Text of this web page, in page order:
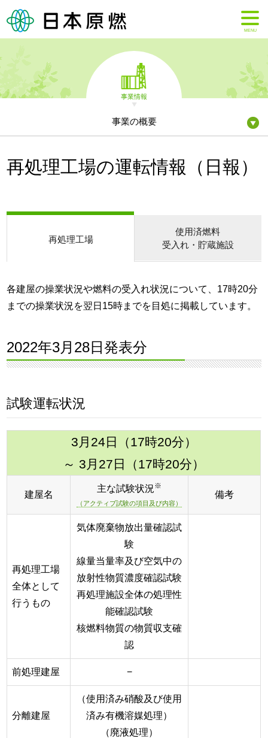
MENU
事業情報
事業の概要
再処理工場の運転情報（日報）
再処理工場
使用済燃料
受入れ・貯蔵施設
各建屋の操業状況や燃料の受入れ状況について、17時20分
までの操業状況を翌日15時までを目処に掲載しています。
2022年3月28日発表分
試験運転状況
3月24日（17時20分）
～ 3月27日（17時20分）
建屋名
主な試験状況※
（アクティブ試験の項目及び内容）
備考
再処理工場
全体として
行うもの
気体廃棄物放出量確認試
験
線量当量率及び空気中の
放射性物質濃度確認試験
再処理施設全体の処理性
能確認試験
核燃料物質の物質収支確
認
前処理建屋 −
分離建屋
（使用済み硝酸及び使用
済み有機溶媒処理）
（廃液処理）